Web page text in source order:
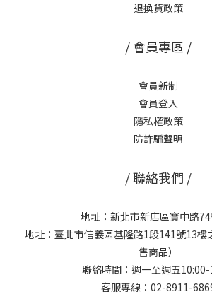
退換貨政策
/ 會員專區 /
會員新制
會員登入
隱私權政策
防詐騙聲明
/ 聯絡我們 /
地址：新北市新店區寶中路
地址：臺北市信義區基隆路1段141號13樓
售商品）
聯絡時間：週一至週五10:00-
客服專線：02-8911-